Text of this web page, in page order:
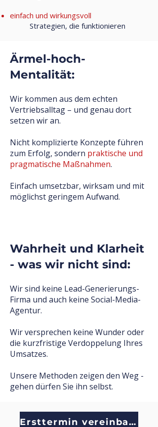
einfach und wirkungsvoll
Strategien, die funktionieren
Ärmel-hoch-
Mentalität:
Wir kommen aus dem echten
Vertriebsalltag – und genau dort
setzen wir an.
Nicht komplizierte Konzepte führen
zum Erfolg, sondern praktische und
pragmatische Maßnahmen.
Einfach umsetzbar, wirksam und mit
möglichst geringem Aufwand.
Wahrheit und Klarheit
- was wir nicht sind:
Wir sind keine Lead-Generierungs-
Firma und auch keine Social-Media-
Agentur.
Wir versprechen keine Wunder oder
die kurzfristige Verdoppelung Ihres
Umsatzes.
Unsere Methoden zeigen den Weg -
gehen dürfen Sie ihn selbst.
Ersttermin vereinbaren